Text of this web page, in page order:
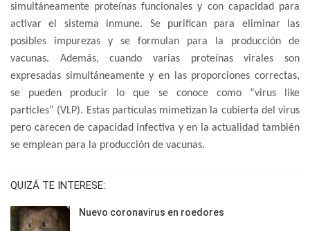
simultáneamente proteínas funcionales y con capacidad para
activar el sistema inmune. Se purifican para eliminar las
posibles impurezas y se formulan para la producción de
vacunas. Además, cuando varias proteínas virales son
expresadas simultáneamente y en las proporciones correctas,
se pueden producir lo que se conoce como “virus like
particles” (VLP). Estas partículas mimetizan la cubierta del virus
pero carecen de capacidad infectiva y en la actualidad también
se emplean para la producción de vacunas.
QUIZÁ TE INTERESE:
Nuevo coronavirus en roedores